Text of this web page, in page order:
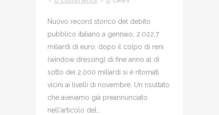
Nuovo record storico del debito
pubblico italiano a gennaio, 2.022,7
miliardi di euro; dopo il colpo di reni
(window dressing) di fine anno al di
sotto dei 2.000 miliardi si è ritornati
vicini ai livelli di novembre. Un risultato
che avevamo già preannunciato
nell'articolo del...